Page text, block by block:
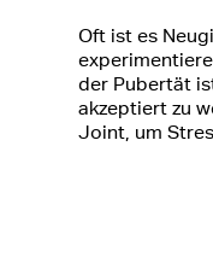
Oft ist es
der Pubertät
akzeptiert zu
Joint, um